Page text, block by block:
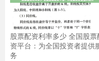
股票配资利率多少 全国股票
资平台：为全国投资者提供
务